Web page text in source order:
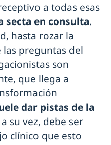
a todas esas
secta en consulta.
hasta rozar la
preguntas del
son
que llega a
dar pistas de la
su vez, debe ser
clínico que esto